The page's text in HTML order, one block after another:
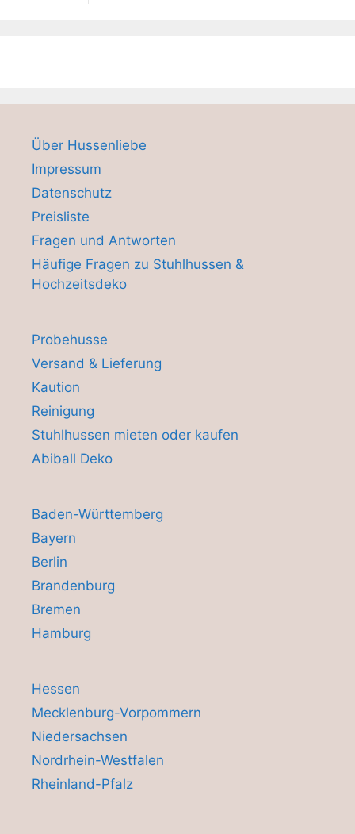
Über Hussenliebe
Impressum
Datenschutz
Preisliste
Fragen und Antworten
Häufige Fragen zu Stuhlhussen &
Hochzeitsdeko
Probehusse
Versand & Lieferung
Kaution
Reinigung
Stuhlhussen mieten oder kaufen
Abiball Deko
Baden-Württemberg
Bayern
Berlin
Brandenburg
Bremen
Hamburg
Hessen
Mecklenburg-Vorpommern
Niedersachsen
Nordrhein-Westfalen
Rheinland-Pfalz